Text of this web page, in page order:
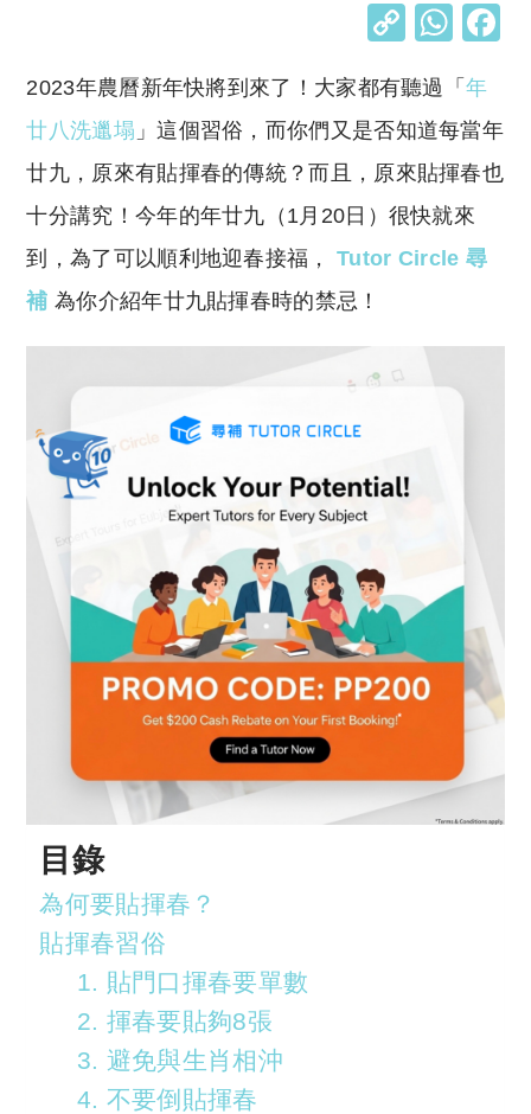
C
p
y
Li
n
k
W
at
s
A
p
p
2023年農曆新年快將到來了！大家都有聽過「年
廿八洗邋塌 」這個習俗，而你們又是否知道每當年
廿九，原來有貼揮春的傳統？而且，原來貼揮春也
十分講究！今年的年廿九（1月20日）很快就來
到，為了可以順利地迎春接福， Tutor Circle 尋
補 為你介紹年廿九貼揮春時的禁忌！
目錄
為何要貼揮春？
貼揮春習俗
1. 貼門口揮春要單數
2. 揮春要貼夠8張
3. 避免與生肖相沖
4. 不要倒貼揮春